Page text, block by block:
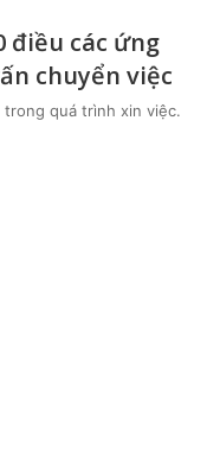
điều các ứng
chuyển việc
quá trình xin việc.